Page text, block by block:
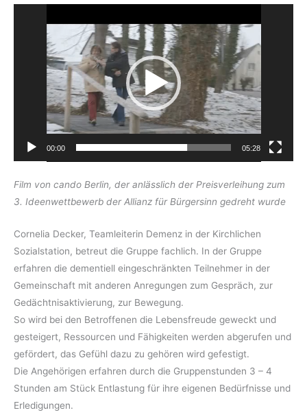
00:00 05:28
Film von cando Berlin, der anlässlich der Preisverleihung zum
3. Ideen­wettbewerb der Allianz für Bürgersinn gedreht wurde
Cornelia Decker, Teamleiterin Demenz in der Kirchlichen
Sozialstation, betreut die Gruppe fachlich. In der Gruppe
erfahren die dementiell eingeschränkten Teilnehmer in der
Gemeinschaft mit anderen Anregungen zum Gespräch, zur
Gedächtnis­aktivierung, zur Bewegung.
So wird bei den Betroffenen die Lebensfreude geweckt und
gesteigert, Ressourcen und Fähigkeiten werden abgerufen und
gefördert, das Gefühl dazu zu gehören wird gefestigt.
Die Angehörigen erfahren durch die Gruppenstunden 3 – 4
Stunden am Stück Entlastung für ihre eigenen Bedürfnisse und
Erledigungen.